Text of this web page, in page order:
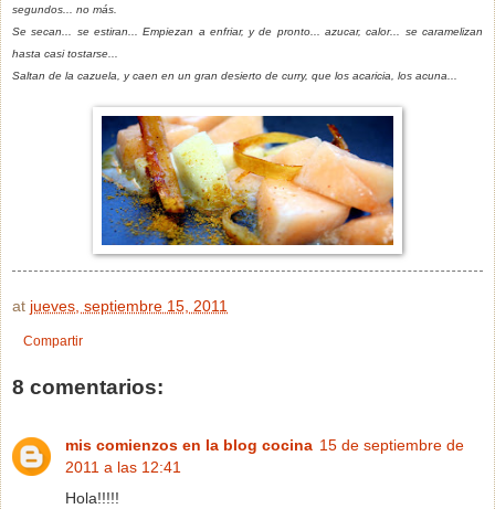
segundos... no más.
Se secan... se estiran... Empiezan a enfriar, y de pronto... azucar, calor... se caramelizan
hasta casi tostarse...
Saltan de la cazuela, y caen en un gran desierto de curry, que los acaricia, los acuna...
at jueves, septiembre 15, 2011
Compartir
8 comentarios:
mis comienzos en la blog cocina 15 de septiembre de
2011 a las 12:41
Hola!!!!!